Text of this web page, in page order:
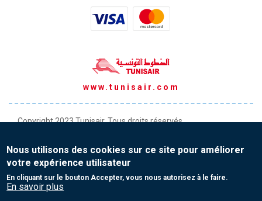
www.tunisair.com
Copyright 2023 Tunisair. Tous droits réservés
Conditions générales de Vente
Protection de vos données personnelles
Nous utilisons des cookies sur ce site pour améliorer
votre expérience utilisateur
En cliquant sur le bouton Accepter, vous nous autorisez à le faire.
En savoir plus